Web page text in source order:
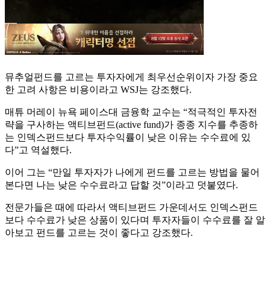
뮤추얼펀드를 고르는 투자자에게 최우선순위이자 가장 중요
한 고려 사항은 비용이라고 WSJ는 강조했다.
매튜 머레이 뉴욕 페이스대 금융학 교수는 “적극적인 투자전
략을 구사하는 액티브펀드(active fund)가 종종 지수를 추종하
는 인덱스펀드보다 투자수익률이 낮은 이유는 수수료에 있
다”고 역설했다.
이어 그는 “만일 투자자가 나에게 펀드를 고르는 방법을 물어
본다면 나는 낮은 수수료라고 답할 것”이라고 덧붙였다.
전문가들은 때에 따라서 액티브펀드 가운데서도 인덱스펀드
보다 수수료가 낮은 상품이 있다며 투자자들이 수수료를 잘 알
아보고 펀드를 고르는 것이 좋다고 강조했다.